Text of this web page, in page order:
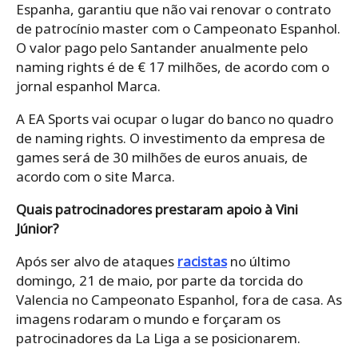
Espanha, garantiu que não vai renovar o contrato
de patrocínio master com o Campeonato Espanhol.
O valor pago pelo Santander anualmente pelo
naming rights é de € 17 milhões, de acordo com o
jornal espanhol Marca.
A EA Sports vai ocupar o lugar do banco no quadro
de naming rights. O investimento da empresa de
games será de 30 milhões de euros anuais, de
acordo com o site Marca.
Quais patrocinadores prestaram apoio à Vini
Júnior?
Após ser alvo de ataques racistasno último
domingo, 21 de maio, por parte da torcida do
Valencia no Campeonato Espanhol, fora de casa. As
imagens rodaram o mundo e forçaram os
patrocinadores da La Liga a se posicionarem.